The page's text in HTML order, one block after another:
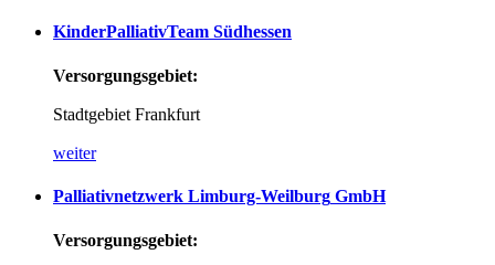
KinderPalliativTeam Südhessen
Versorgungsgebiet:
Stadtgebiet Frankfurt
weiter
Palliativnetzwerk Limburg-Weilburg GmbH
Versorgungsgebiet: